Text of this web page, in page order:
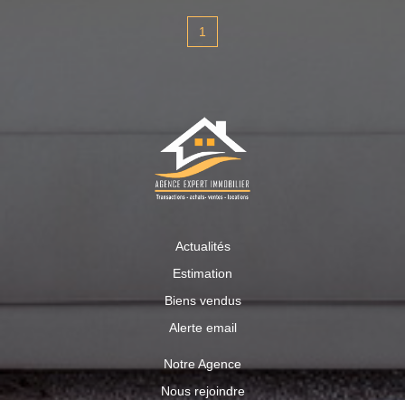
deuxième maison de 118 m2 habitable est édifiée sur un
chambres et une autre en mezzanine à l'étage. Le jardin
est tout aménagé en terrasse sans vis à vis. Véritable
havre de paix, à visiter sans hésiter! Contact Natacha au
1
Actualités
Estimation
Biens vendus
Alerte email
Notre Agence
Nous rejoindre